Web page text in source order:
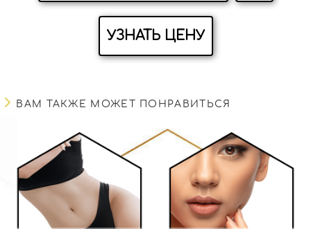
УЗНАТЬ ЦЕНУ
ВАМ ТАКЖЕ МОЖЕТ ПОНРАВИТЬСЯ